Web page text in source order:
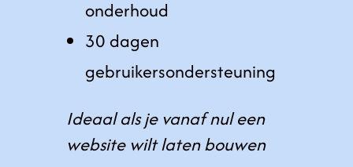
onderhoud
30 dagen
gebruikersondersteuning
Ideaal als je vanaf nul een
website wilt laten bouwen